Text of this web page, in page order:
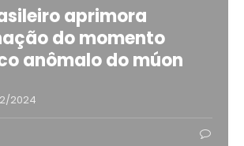
aprimora
do momento
anômalo do múon
2024